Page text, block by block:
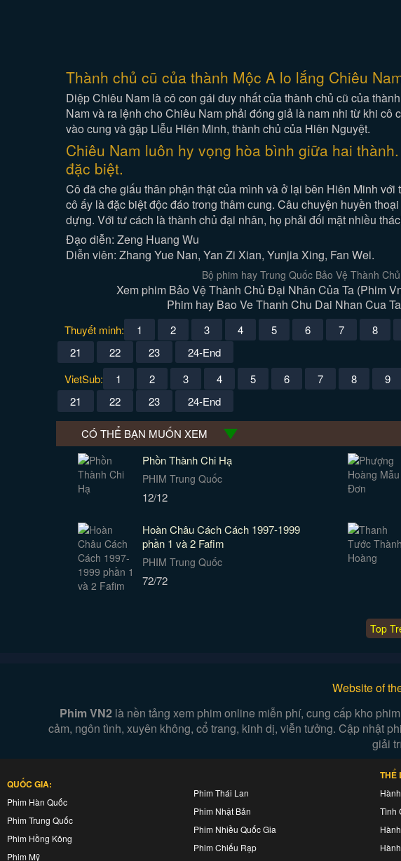
Thành chủ cũ của thành Mộc A lo lắng Chiêu
Diệp Chiêu Nam là cô con gái duy nhất của thành chủ cũ của
Nam và ra lệnh cho Chiêu Nam phải đóng giả là nam nhi từ khi
vào cung và gặp Liễu Hiên Minh, thành chủ của Hiên Nguyệt.
Chiêu Nam luôn hy vọng hòa bình giữa hai
đặc biệt.
Cô đã che giấu thân phận thật của mình và ở lại bên Hiên Minh
cô ấy là đặc biệt độc đáo trong thâm cung. Câu chuyện huyền
dựng. Với tư cách là thành chủ đại nhân, họ phải đối mặt nhiều
Đạo diễn: Zeng Huang Wu
Diễn viên: Zhang Yue Nan, Yan Zi Xian, Yunjia Xing, Fan Wei.
Bộ phim hay Trung Quốc Bảo Vệ Thành
Xem phim Bảo Vệ Thành Chủ Đại Nhân Của Ta (Phim
Phim hay Bao Ve Thanh Chu Dai Nhan Cua
Thuyết minh: 1 2 3 4 5 6 7 8
21
22 23
24-End
VietSub:
1 2 3 4 5 6 7 8 9
21
22 23 24-End
CÓ THỂ BẠN MUỐN XEM
Phồn Thành Chi Hạ
PHIM Trung Quốc
12/12
Hoàn Châu Cách Cách 1997-1999
phần 1 và 2 Fafim
PHIM Trung Quốc
72/72
Top
Website of
Phim VN2 là nền tảng xem phim online miễn phí, cung cấp kho
cảm, ngôn tình, xuyên không, cổ trang, kinh dị, viễn tưởng. Cập nhật
giải
QUỐC GIA:
Phim Hàn Quốc
Phim Trung Quốc
Phim Hồng Kông
Phim Mỹ
Phim Thái Lan
Phim Nhật Bản
Phim Nhiều Quốc Gia
Phim Chiếu Rạp
THỂ
Tình